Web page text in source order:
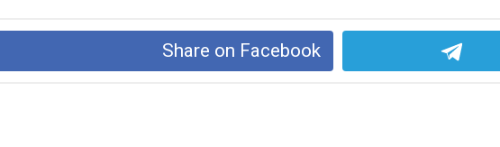
Share on Facebook